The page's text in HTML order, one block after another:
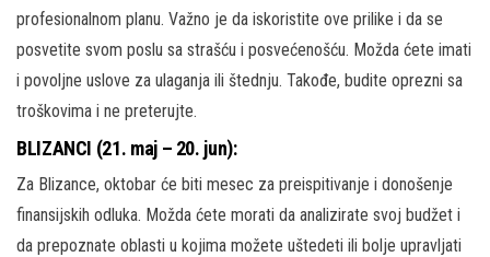
profesionalnom planu. Važno je da iskoristite ove prilike i da se
posvetite svom poslu sa strašću i posvećenošću. Možda ćete imati
i povoljne uslove za ulaganja ili štednju. Takođe, budite oprezni sa
troškovima i ne preterujte.
BLIZANCI (21. maj – 20. jun):
Za Blizance, oktobar će biti mesec za preispitivanje i donošenje
finansijskih odluka. Možda ćete morati da analizirate svoj budžet i
da prepoznate oblasti u kojima možete uštedeti ili bolje upravljati